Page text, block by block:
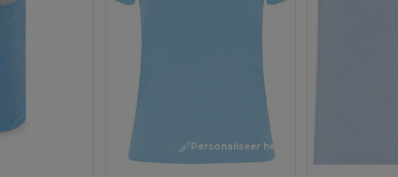
Personaliseer het!